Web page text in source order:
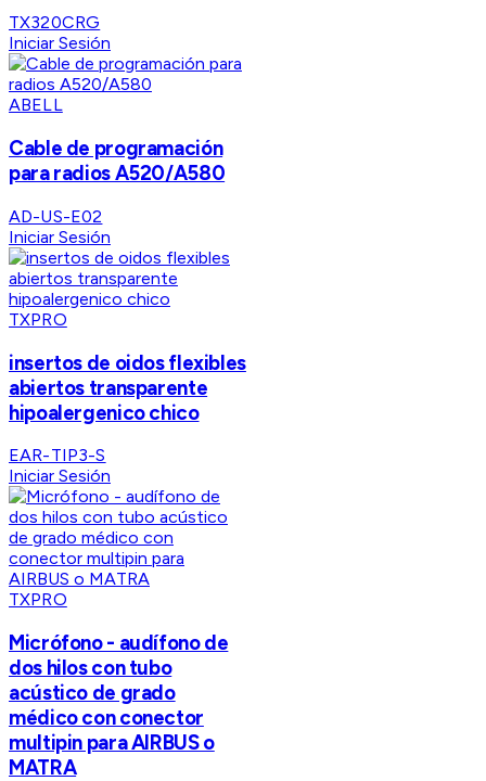
TX320CRG
Iniciar Sesión
ABELL
Cable de programación
para radios A520/A580
AD-US-E02
Iniciar Sesión
TXPRO
insertos de oidos flexibles
abiertos transparente
hipoalergenico chico
EAR-TIP3-S
Iniciar Sesión
TXPRO
Micrófono - audífono de
dos hilos con tubo
acústico de grado
médico con conector
multipin para AIRBUS o
MATRA